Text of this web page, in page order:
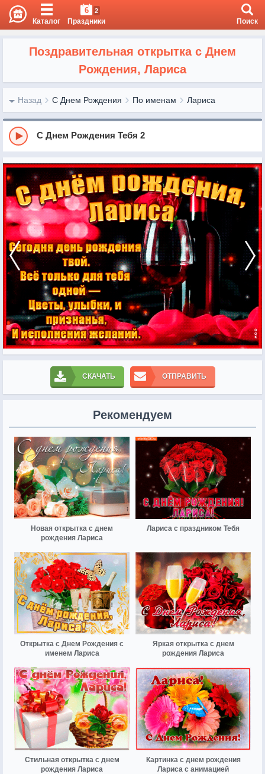
Каталог
6 2
Праздники Поиск
Поздравительная открытка с Днем
Рождения, Лариса
Назад С Днем Рождения По именам Лариса
С Днем Рождения Тебя 2
СКАЧАТЬ ОТПРАВИТЬ
Рекомендуем
Новая открытка с днем
рождения Лариса
Лариса с праздником Тебя
Открытка с Днем Рождения с
именем Лариса
Яркая открытка с днем
рождения Лариса
Стильная открытка с днем
рождения Лариса
Картинка с днем рождения
Лариса с анимацией